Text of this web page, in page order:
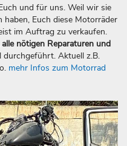
und für uns. Weil wir sie
Euch diese Motorräder
im Auftrag zu verkaufen.
nötigen Reparaturen und
durchgeführt. Aktuell z.B.
mehr Infos zum Motorrad